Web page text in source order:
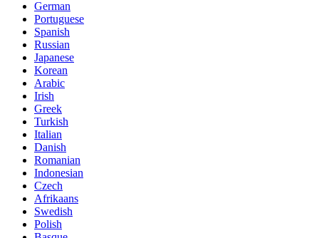
German
Portuguese
Spanish
Russian
Japanese
Korean
Arabic
Irish
Greek
Turkish
Italian
Danish
Romanian
Indonesian
Czech
Afrikaans
Swedish
Polish